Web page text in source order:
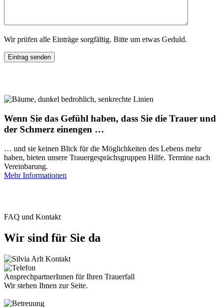
Wir prüfen alle Einträge sorgfältig. Bitte um etwas Geduld.
Wenn Sie das Gefühl haben, dass Sie die Trauer und
der Schmerz einengen …
… und sie keinen Blick für die Möglichkeiten des Lebens mehr
haben, bieten unsere Trauergesprächsgruppen Hilfe. Termine nach
Vereinbarung.
Mehr Informationen
FAQ und Kontakt
Wir sind für Sie da
AnsprechpartnerInnen für Ihren Trauerfall
Wir stehen Ihnen zur Seite.